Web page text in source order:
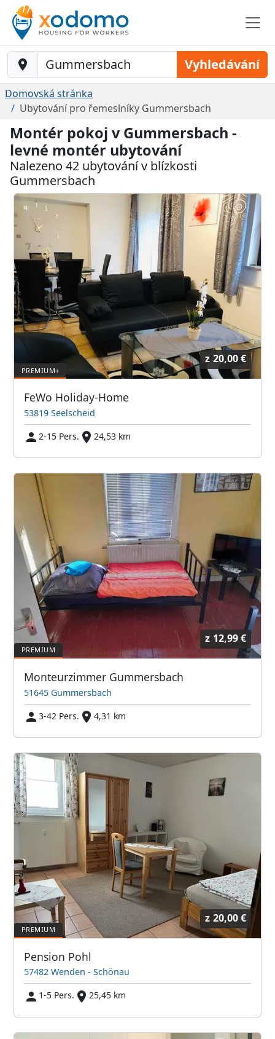
Baustelle-Location Vyhledávání
Domovská stránka
Ubytování pro řemeslníky Gummersbach
Montér pokoj v Gummersbach -
levné montér ubytování
Nalezeno 42 ubytování v blízkosti
Gummersbach
z 20,00 €
FeWo Holiday-Home
53819 Seelscheid
2-15 Pers.
24,53 km
z 12,99 €
Monteurzimmer Gummersbach
51645 Gummersbach
3-42 Pers.
4,31 km
z 20,00 €
Pension Pohl
57482 Wenden - Schönau
1-5 Pers.
25,45 km